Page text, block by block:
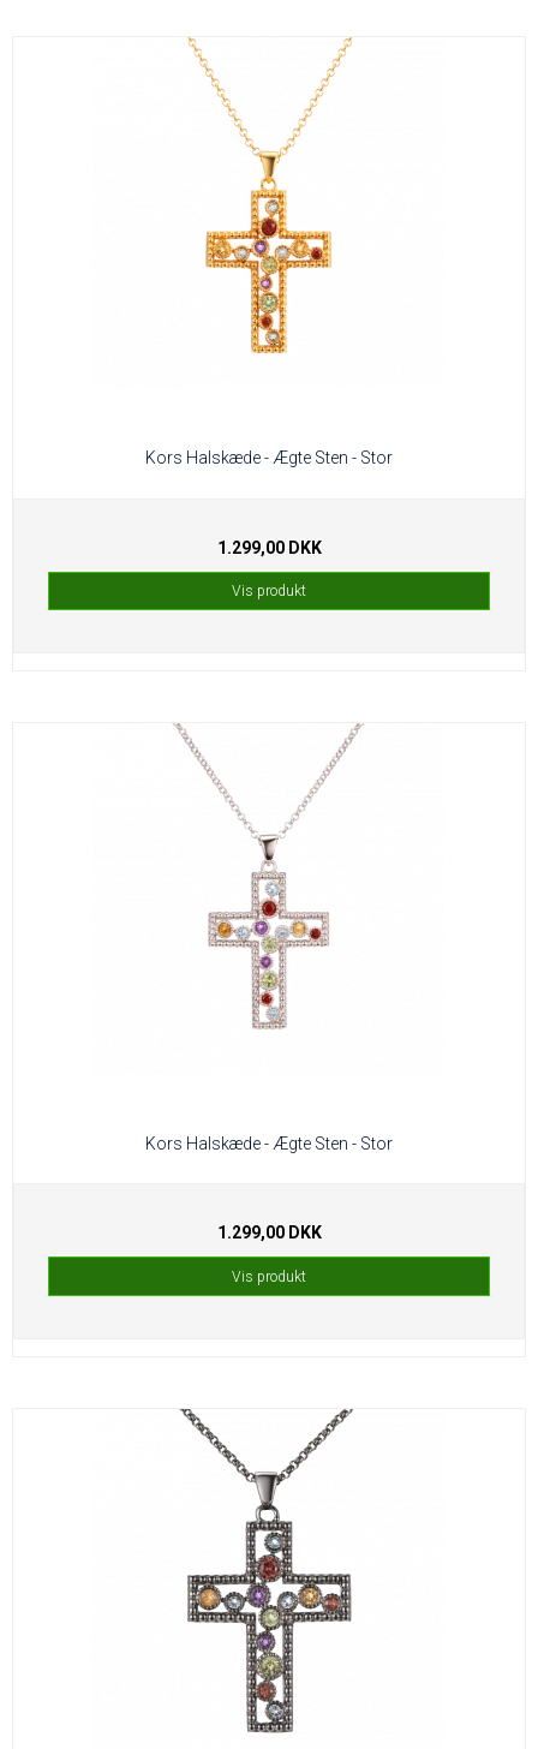
Kors Halskæde - Ægte Sten - Stor
1.299,00 DKK
Vis produkt
Kors Halskæde - Ægte Sten - Stor
1.299,00 DKK
Vis produkt